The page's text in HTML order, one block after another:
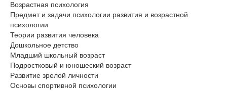
Возрастная психология
Предмет и задачи психологии развития и возрастной
психологии
Теории развития человека
Дошкольное детство
Младший школьный возраст
Подростковый и юношеский возраст
Развитие зрелой личности
Основы спортивной психологии